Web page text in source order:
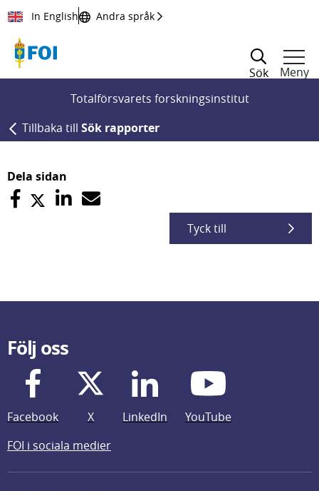
Till innehållet
In English Andra språk
Sök
Meny
Totalförsvarets forskningsinstitut
Tillbaka till Sök rapporter
Dela sidan
Tyck till
Följ oss
Facebook X LinkedIn
YouTube
FOI i sociala medier